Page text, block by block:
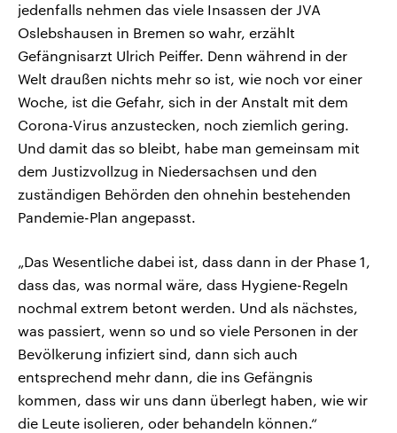
jedenfalls nehmen das viele Insassen der JVA
Oslebshausen in Bremen so wahr, erzählt
Gefängnisarzt Ulrich Peiffer. Denn während in der
Welt draußen nichts mehr so ist, wie noch vor einer
Woche, ist die Gefahr, sich in der Anstalt mit dem
Corona-Virus anzustecken, noch ziemlich gering.
Und damit das so bleibt, habe man gemeinsam mit
dem Justizvollzug in Niedersachsen und den
zuständigen Behörden den ohnehin bestehenden
Pandemie-Plan angepasst.
„Das Wesentliche dabei ist, dass dann in der Phase 1,
dass das, was normal wäre, dass Hygiene-Regeln
nochmal extrem betont werden. Und als nächstes,
was passiert, wenn so und so viele Personen in der
Bevölkerung infiziert sind, dann sich auch
entsprechend mehr dann, die ins Gefängnis
kommen, dass wir uns dann überlegt haben, wie wir
die Leute isolieren, oder behandeln können.“